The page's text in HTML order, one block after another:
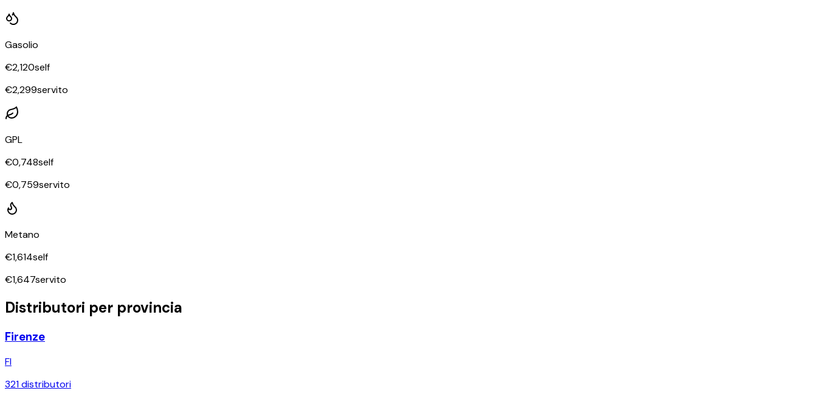
Gasolio
€2,120self
€2,299servito
GPL
€0,748self
€0,759servito
Metano
€1,614self
€1,647servito
Distributori per provincia
Firenze
FI
321distributori